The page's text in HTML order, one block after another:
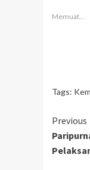
Memuat...
Tags:
Previous